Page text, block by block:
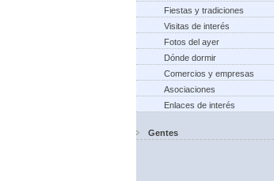
Fiestas y tradiciones
Visitas de interés
Fotos del ayer
Dónde dormir
Comercios y empresas
Asociaciones
Enlaces de interés
Gentes